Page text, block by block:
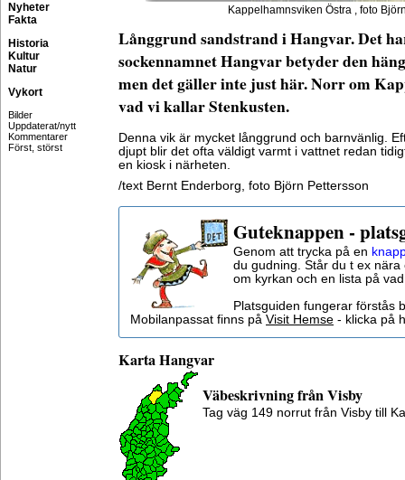
Nyheter
Fakta
Historia
Kultur
Natur
Vykort
Bilder
Uppdaterat/nytt
Kommentarer
Först, störst
Kappelhamnsviken Östra , foto
Långgrund sandstrand i Hangvar. Det
sockennamnet Hangvar betyder den
men det gäller inte just här. Norr om
vad vi kallar Stenkusten.
Denna vik är mycket långgrund och barnvänlig.
djupt blir det ofta väldigt varmt i vattnet redan
en kiosk i närheten.
/text Bernt Enderborg, foto Björn Pettersson
Guteknappen -
Genom att trycka på en
du gudning. Står du t ex
om kyrkan och en lista på
Platsguiden fungerar förstås
Mobilanpassat finns på Visit Hemse - klicka på
KartaHangvar
Väbeskrivning från Visby
Tag väg 149 norrut från Visby till